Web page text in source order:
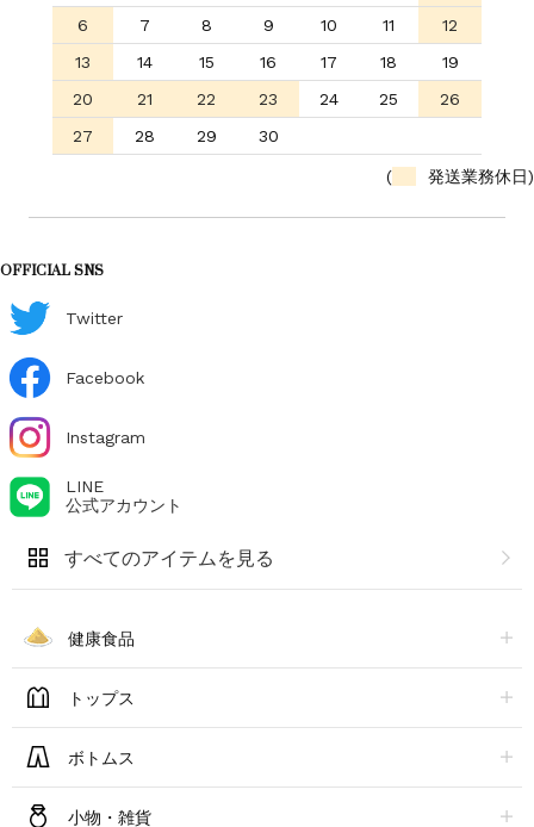
6
7 8 9 10 11
12
13
14 15 16 17 18
19
20
21 22 23 24 25
26
27
28 29 30
( 発送業務休日)
OFFICIAL SNS
Twitter
Facebook
Instagram
LINE
公式アカウント
すべてのアイテムを見る
健康食品
トップス
ボトムス
小物・雑貨